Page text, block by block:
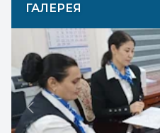
ГАЛЕРЕЯ
Previous